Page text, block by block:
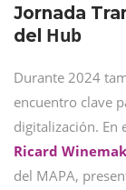
Jornada
del Hub
Durante 2024
encuentro clave
digitalización. En
Ricard
del MAPA,